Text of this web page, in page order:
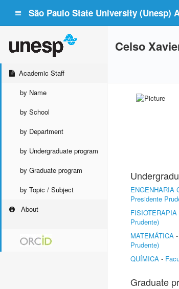
São Paulo State University (Unesp)
Academic Staff
by Name
by School
by Department
by Undergraduate program
by Graduate program
by Topic / Subject
About
Celso
ENGENHARIA
Presidente
FISIOTERAPIA
Prudente)
MATEMÁTICA -
Prudente)
QUÍMICA -
Graduate